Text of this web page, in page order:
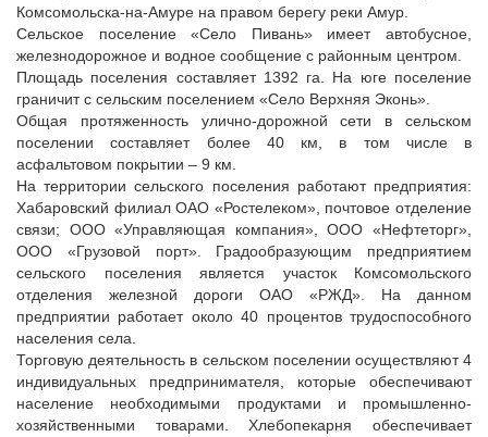
Комсомольска-на-Амуре на правом берегу реки Амур.
Сельское поселение «Село Пивань» имеет автобусное,
железнодорожное и водное сообщение с районным центром.
Площадь поселения составляет 1392 га. На юге поселение
граничит с сельским поселением «Село Верхняя Эконь».
Общая протяженность улично-дорожной сети в сельском
поселении составляет более 40 км, в том числе в
асфальтовом покрытии – 9 км.
На территории сельского поселения работают предприятия:
Хабаровский филиал ОАО «Ростелеком», почтовое отделение
связи; ООО «Управляющая компания», ООО «Нефтеторг»,
ООО «Грузовой порт». Градообразующим предприятием
сельского поселения является участок Комсомольского
отделения железной дороги ОАО «РЖД». На данном
предприятии работает около 40 процентов трудоспособного
населения села.
Торговую деятельность в сельском поселении осуществляют 4
индивидуальных предпринимателя, которые обеспечивают
население необходимыми продуктами и промышленно-
хозяйственными товарами. Хлебопекарня обеспечивает